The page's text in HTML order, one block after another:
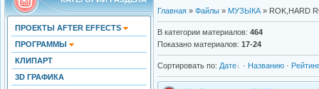
ПРОЕКТЫ AFTER EFFECTS
ПРОГРАММЫ
КЛИПАРТ
3D ГРАФИКА
Главная » Файлы » МУЗЫКА » ROK,HARD
В категории материалов: 464
Показано материалов: 17-24
Сортировать по: Дате · Названию ·